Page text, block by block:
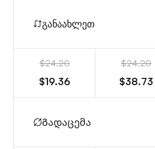
განაახლეთ
$24.20
$19.36
$24.20
$38.73
Გადაცემა